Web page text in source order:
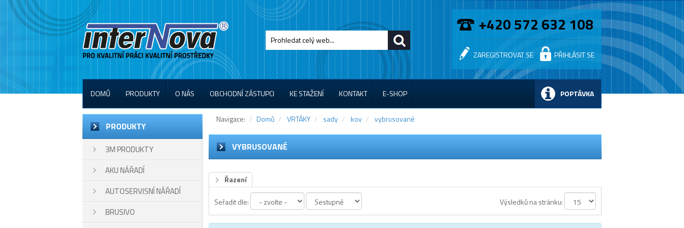
+420 572 632 108
ZAREGISTROVAT SE PŘIHLÁSIT SE
DOMŮ PRODUKTY O NÁS OBCHODNÍ ZÁSTUPCI KE STAŽENÍ KONTAKT E-SHOP POPTÁVKA
PRODUKTY
3M PRODUKTY
AKU NÁŘADÍ
AUTOSERVISNÍ NÁŘADÍ
BRUSIVO
Navigace: Domů VRTÁKY sady kov vybrusované
VYBRUSOVANÉ
Řazení
Seřadit dle: Výsledků na stránku: